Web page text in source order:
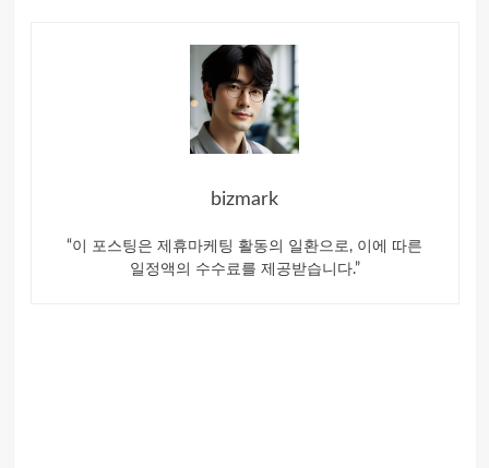
bizmark
“이 포스팅은 제휴마케팅 활동의 일환으로, 이에 따른
일정액의 수수료를 제공받습니다.”